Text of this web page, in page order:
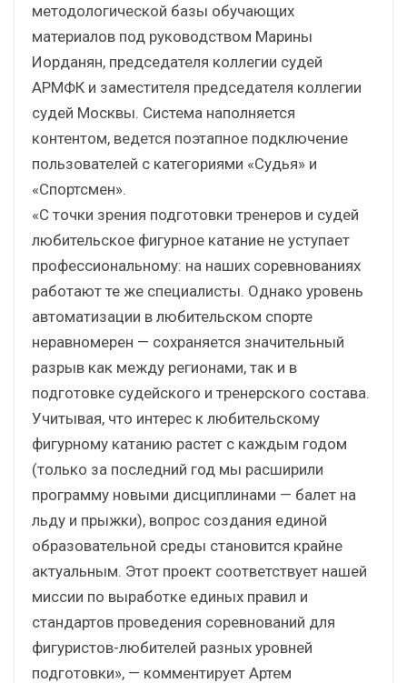
методологической базы обучающих
материалов под руководством Марины
Иорданян, председателя коллегии судей
АРМФК и заместителя председателя коллегии
судей Москвы. Система наполняется
контентом, ведется поэтапное подключение
пользователей с категориями «Судья» и
«Спортсмен».
«С точки зрения подготовки тренеров и судей
любительское фигурное катание не уступает
профессиональному: на наших соревнованиях
работают те же специалисты. Однако уровень
автоматизации в любительском спорте
неравномерен — сохраняется значительный
разрыв как между регионами, так и в
подготовке судейского и тренерского состава.
Учитывая, что интерес к любительскому
фигурному катанию растет с каждым годом
(только за последний год мы расширили
программу новыми дисциплинами — балет на
льду и прыжки), вопрос создания единой
образовательной среды становится крайне
актуальным. Этот проект соответствует нашей
миссии по выработке единых правил и
стандартов проведения соревнований для
фигуристов-любителей разных уровней
подготовки», — комментирует Артем